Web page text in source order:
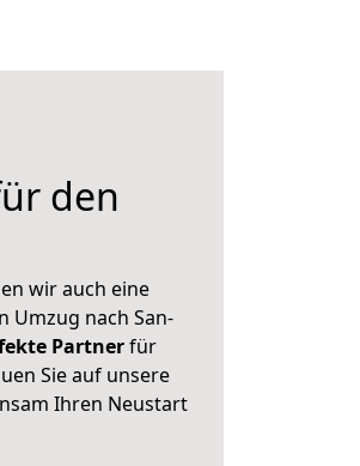
den
wir auch eine
Umzug nach San-
Partnerfür
Sie auf unsere
Ihren Neustart